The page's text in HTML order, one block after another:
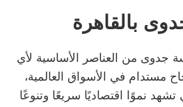
بالقاهرة
جدوى من العناصر الأساسية لأي
مستدام في الأسواق العالمية،
تشهد نموًا اقتصاديًا سريعًا وتنوعًا